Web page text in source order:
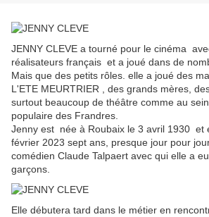
JENNY CLEVE a tourné pour le cinéma
réalisateurs français et a joué dans de
Mais que des petits rôles. elle a joué des
L'ETE MEURTRIER , des grands mères,
surtout beaucoup de théâtre comme au
populaire des Frandres.
Jenny est née à Roubaix le 3 avril 1930 et
février 2023 sept ans, presque jour pour
comédien Claude Talpaert avec qui elle a
garçons.
Elle débutera tard dans le métier en